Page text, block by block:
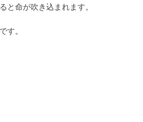
と命が吹き込まれます。
す。